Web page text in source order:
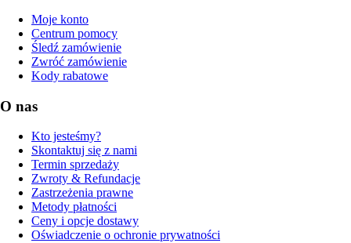
Moje konto
Centrum pomocy
Śledź zamówienie
Zwróć zamówienie
Kody rabatowe
O nas
Kto jesteśmy?
Skontaktuj się z nami
Termin sprzedaży
Zwroty & Refundacje
Zastrzeżenia prawne
Metody płatności
Ceny i opcje dostawy
Oświadczenie o ochronie prywatności